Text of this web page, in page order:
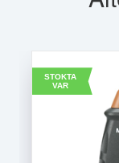
STOKTA
VAR